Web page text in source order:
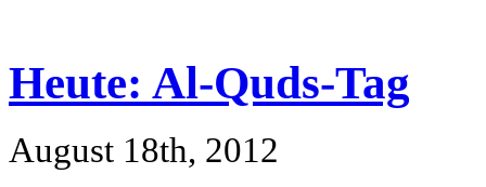
Heute: Al-Quds-Tag
August 18th, 2012